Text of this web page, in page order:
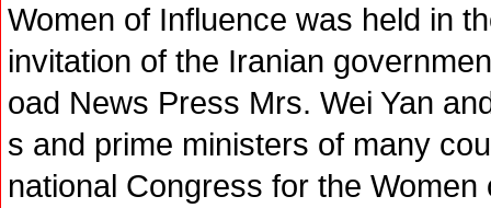
Women of Influence was held in
invitation of the Iranian
oad News Press Mrs. Wei Yan
s and prime ministers of many
national Congress for the